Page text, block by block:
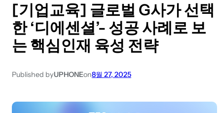
[기업교육] 글로벌 G사가 선택
한 ‘디에센셜’- 성공 사례로 보
는 핵심인재 육성 전략
Published byUPHONEon8월 27, 2025